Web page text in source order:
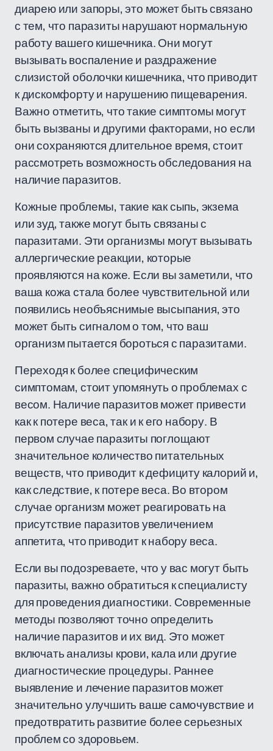
диарею или запоры, это может быть связано
с тем, что паразиты нарушают нормальную
работу вашего кишечника. Они могут
вызывать воспаление и раздражение
слизистой оболочки кишечника, что приводит
к дискомфорту и нарушению пищеварения.
Важно отметить, что такие симптомы могут
быть вызваны и другими факторами, но если
они сохраняются длительное время, стоит
рассмотреть возможность обследования на
наличие паразитов.
Кожные проблемы, такие как сыпь, экзема
или зуд, также могут быть связаны с
паразитами. Эти организмы могут вызывать
аллергические реакции, которые
проявляются на коже. Если вы заметили, что
ваша кожа стала более чувствительной или
появились необъяснимые высыпания, это
может быть сигналом о том, что ваш
организм пытается бороться с паразитами.
Переходя к более специфическим
симптомам, стоит упомянуть о проблемах с
весом. Наличие паразитов может привести
как к потере веса, так и к его набору. В
первом случае паразиты поглощают
значительное количество питательных
веществ, что приводит к дефициту калорий и,
как следствие, к потере веса. Во втором
случае организм может реагировать на
присутствие паразитов увеличением
аппетита, что приводит к набору веса.
Если вы подозреваете, что у вас могут быть
паразиты, важно обратиться к специалисту
для проведения диагностики. Современные
методы позволяют точно определить
наличие паразитов и их вид. Это может
включать анализы крови, кала или другие
диагностические процедуры. Раннее
выявление и лечение паразитов может
значительно улучшить ваше самочувствие и
предотвратить развитие более серьезных
проблем со здоровьем.